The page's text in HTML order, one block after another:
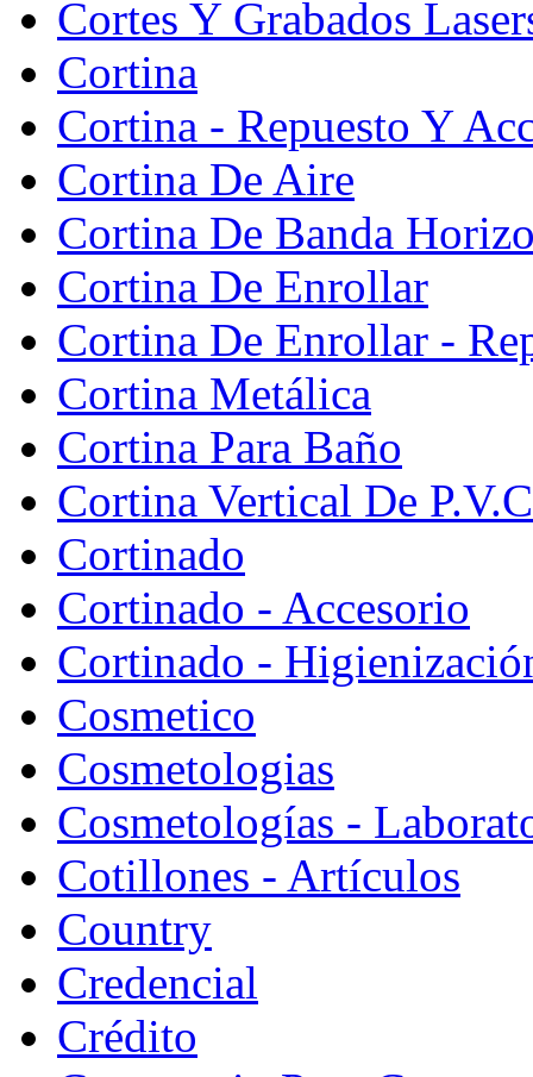
Cortes Y Grabados
Cortina
Cortina - Repuesto Y
Cortina De Aire
Cortina De Banda
Cortina De Enrollar
Cortina De Enrollar -
Cortina Metálica
Cortina Para Baño
Cortina Vertical De P.V.C
Cortinado
Cortinado - Accesorio
Cortinado -
Cosmetico
Cosmetologias
Cosmetologías -
Cotillones - Artículos
Country
Credencial
Crédito